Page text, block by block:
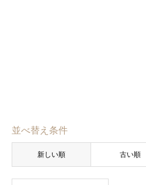
並べ替え条件
新しい順 古い順